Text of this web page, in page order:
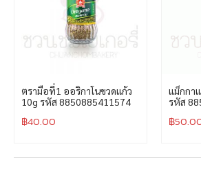
ตรามือที่1 ออริกาโนขวดแก้ว
10g รหัส 8850885411574
฿40.00
แม็กกา
รหัส
฿